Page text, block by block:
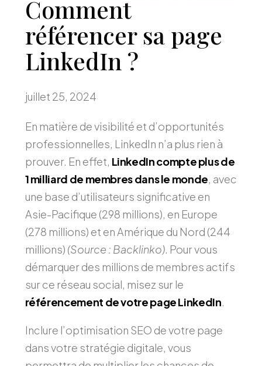
Comment
référencer sa page
LinkedIn ?
juillet 25, 2024
En matière de visibilité et d’opportunités
professionnelles, LinkedIn n’a plus rien à
prouver. En effet, LinkedIn compte plus de
1 milliard de membres dans le monde, avec
une base d’utilisateurs significative en
Asie-Pacifique (298 millions), en Europe
(278 millions) et en Amérique du Nord (244
millions) (Source : Backlinko). Pour vous
démarquer des millions de membres actifs
sur ce réseau social, misez sur le
référencement de votre page LinkedIn.
Inclure l’optimisation SEO de votre page
dans votre stratégie digitale, vous